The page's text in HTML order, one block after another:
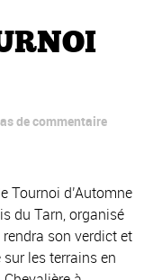
de commentaire
Tournoi d’Automne
du Tarn, organisé
son verdict et
les terrains en